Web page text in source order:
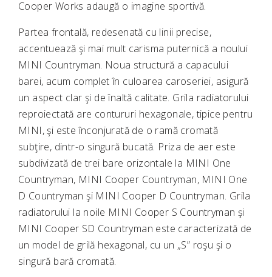
Cooper Works adaugă o imagine sportivă.
Partea frontală, redesenată cu linii precise,
accentuează şi mai mult carisma puternică a noului
MINI Countryman. Noua structură a capacului
barei, acum complet în culoarea caroseriei, asigură
un aspect clar şi de înaltă calitate. Grila radiatorului
reproiectată are contururi hexagonale, tipice pentru
MINI, şi este înconjurată de o ramă cromată
subţire, dintr-o singură bucată. Priza de aer este
subdivizată de trei bare orizontale la MINI One
Countryman, MINI Cooper Countryman, MINI One
D Countryman şi MINI Cooper D Countryman. Grila
radiatorului la noile MINI Cooper S Countryman şi
MINI Cooper SD Countryman este caracterizată de
un model de grilă hexagonal, cu un „S” roşu şi o
singură bară cromată.